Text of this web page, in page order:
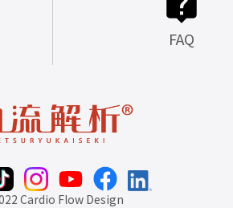
FAQ
Cardio Flow Design